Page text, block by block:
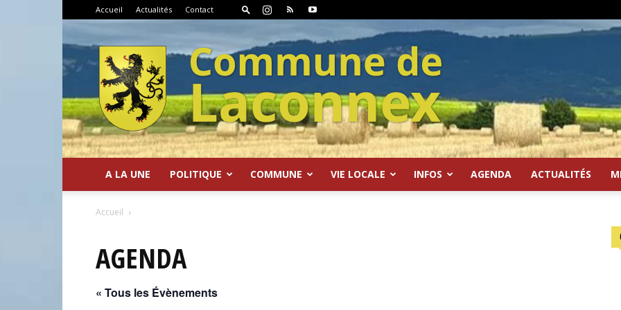
Accueil Actualités Contact
A LA UNE POLITIQUE COMMUNE VIE LOCALE INFOS AGENDA ACTUALITÉS
Accueil
AGENDA
« Tous les Évènements